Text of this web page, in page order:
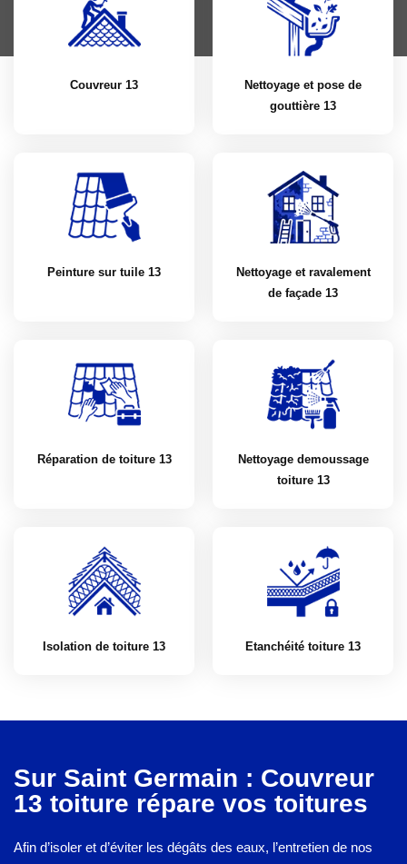
Couvreur 13
Nettoyage et pose de
gouttière 13
Peinture sur tuile 13
Nettoyage et ravalement
de façade 13
Réparation de toiture 13
Nettoyage demoussage
toiture 13
Isolation de toiture 13 Etanchéité toiture 13
Sur Saint Germain : Couvreur
13 toiture répare vos toitures
Afin d’isoler et d’éviter les dégâts des eaux, l’entretien de nos